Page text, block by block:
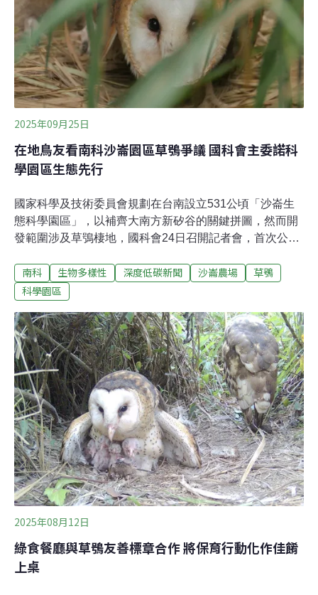
提出「高鐵延伸屏東計畫」，並完成範疇界定、進入專案
小組實質審查。當時路線從左營出發，往東沿著後勁溪、
獅龍溪進入鳥松區，再跨越高屏溪進入屏東市六塊厝。鐵
道局表示，考量經過後勁溪路廊及石化廠區有公安疑慮，
因此決定採高雄市區方案。
2025年09月25日
在地鳥友看南科沙崙園區草鴞爭議 國科會主委諾科
學園區生態先行
國家科學及技術委員會規劃在台南設立531公頃「沙崙生
態科學園區」，以補齊大南方新矽谷的關鍵拼圖，然而開
發範圍涉及草鴞棲地，國科會24日召開記者會，首次公布
崙生態科學園區將保留175公頃「草、綠、水」空間，占
園區面積1/3以上，並作異地補償，認養二仁溪高灘地18公
過，在地資深鳥友認為，依照過往開發經驗，「草、綠、
水」空間多半是公園、綠地和滯洪池，並非草鴞所適應的
環境，還有棲地破碎的風險。國科會主委吳誠文：發展科
學園區絕對是生態先行沙崙生態科學園區（南科沙崙園
區）往北銜接嘉義、台南園區，往南連接高雄、橋頭、楠
梓、屏東等園區，是政府發展高科技產業「大南方新矽
谷」的關鍵拼圖。國科會昨（24）日舉辦科學園區2025年
上半年營運記者會，國科會說明，科學園區審議會今年7
月通過審查沙崙生態科學園區，目前報請
南科 生物多樣性 深度低碳新聞 沙崙農場
草鴞
科學園區
2025年08月12日
綠食餐廳與草鴞友善標章合作 將保育行動化作佳餚
上桌